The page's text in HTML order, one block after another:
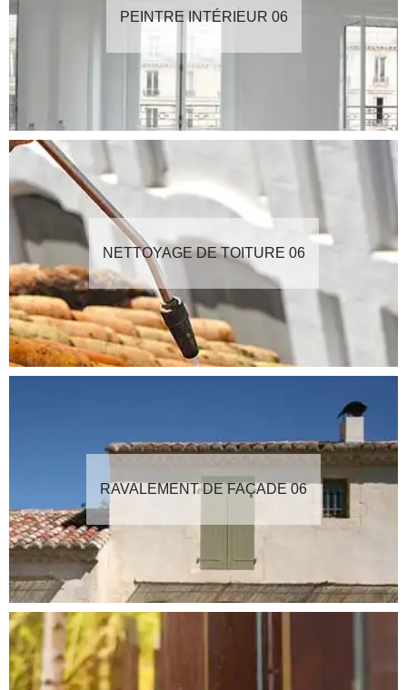
PEINTRE INTÉRIEUR 06
NETTOYAGE DE TOITURE 06
RAVALEMENT DE FAÇADE 06